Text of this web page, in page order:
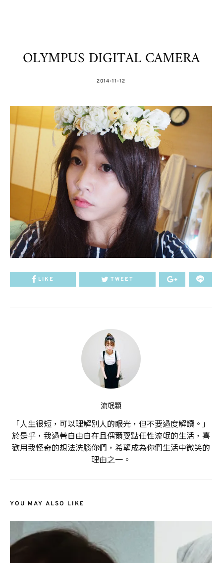
OLYMPUS DIGITAL CAMERA
POSTED
2014-11-12
LIKE TWEET
流氓顆
「人生很短，可以理解別人的眼光，但不要過度解讀。」
於是乎，我過著自由自在且偶爾耍點任性流氓的生活，喜
歡用我怪奇的想法洗腦你們，希望成為你們生活中微笑的
理由之一。
YOU MAY ALSO LIKE